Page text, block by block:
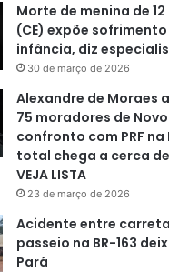
Morte de menina de
(CE) expõe
infância, diz
30 de março de 2026
Alexandre de Moraes
75 moradores de
confronto com PRF na
total chega a cerca
VEJA LISTA
23 de março de 2026
Acidente entre
passeio na BR-163
Pará